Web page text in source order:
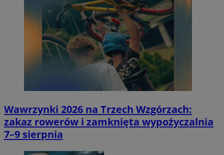
Wawrzynki 2026 na Trzech Wzgórzach:
zakaz rowerów i zamknięta wypożyczalnia
7–9 sierpnia